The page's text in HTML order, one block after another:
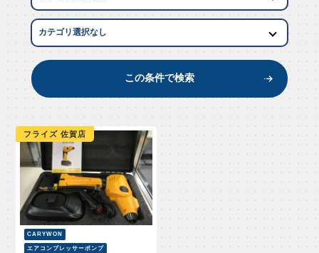
この条件で検索
フライズ 佐賀店
CARYWON
エアコンプレッサーポンプ